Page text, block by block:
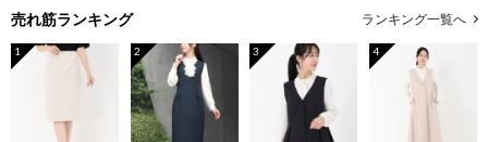
売れ筋ランキング ランキング一覧へ
1 2 3 4